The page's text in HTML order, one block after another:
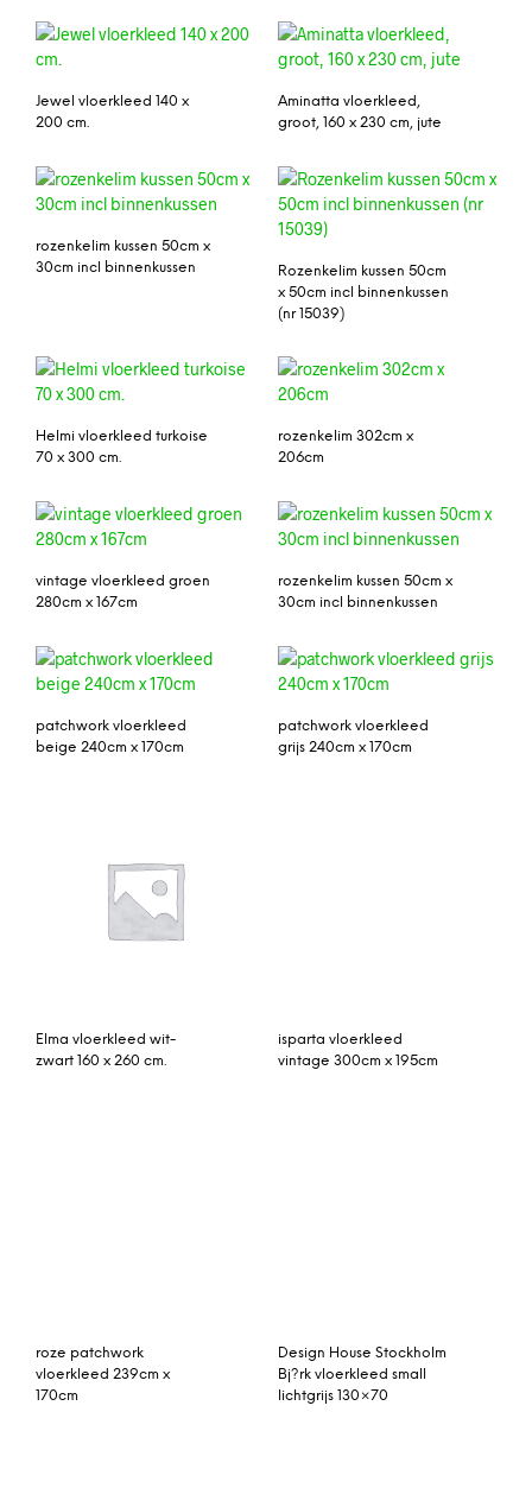
Jewel vloerkleed 140 x
200 cm.
Aminatta vloerkleed,
groot, 160 x 230 cm, jute
rozenkelim kussen 50cm x
30cm incl binnenkussen
Rozenkelim kussen 50cm
x 50cm incl binnenkussen
(nr 15039)
Helmi vloerkleed turkoise
70 x 300 cm.
rozenkelim 302cm x
206cm
vintage vloerkleed groen
280cm x 167cm
rozenkelim kussen 50cm x
30cm incl binnenkussen
patchwork vloerkleed
beige 240cm x 170cm
patchwork vloerkleed
grijs 240cm x 170cm
Elma vloerkleed wit-
zwart 160 x 260 cm.
vintage vloerkleed 168cm
x 100cm